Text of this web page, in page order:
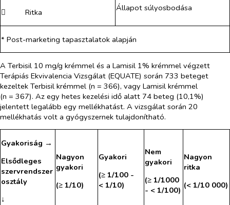
​
Ritka
Állapot súlyosbodása
* Post-marketing tapasztalatok alapján
A Terbisil 10 mg/g krémmel és a Lamisil 1% krémmel végzett
Terápiás Ekvivalencia Vizsgálat (EQUATE) során 733 beteget
kezeltek Terbisil krémmel (n = 366), vagy Lamisil krémmel
(n = 367). Az egy hetes kezelési idő alatt 74 beteg (10,1%)
jelentett legalább egy mellékhatást. A vizsgálat során 20
mellékhatás volt a gyógyszernek tulajdonítható.
Gyakoriság →
Elsődleges
szervrendszer
osztály
↓
Nagyon
gyakori
(≥ 1/10)
Gyakori
(≥ 1/100 -
< 1/10)
Nem
gyakori
(≥ 1/1000
- < 1/100)
Nagyon
ritka
(< 1/10 000)